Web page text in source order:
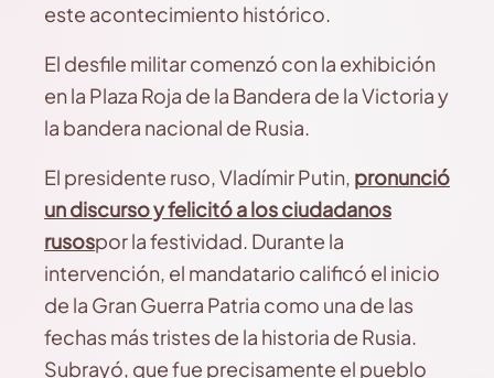
este acontecimiento histórico.
El desfile militar comenzó con la exhibición
en la Plaza Roja de la Bandera de la Victoria y
la bandera nacional de Rusia.
El presidente ruso, Vladímir Putin, pronunció
un discurso y felicitó a los ciudadanos
rusospor la festividad. Durante la
intervención, el mandatario calificó el inicio
de la Gran Guerra Patria como una de las
fechas más tristes de la historia de Rusia.
Subrayó, que fue precisamente el pueblo